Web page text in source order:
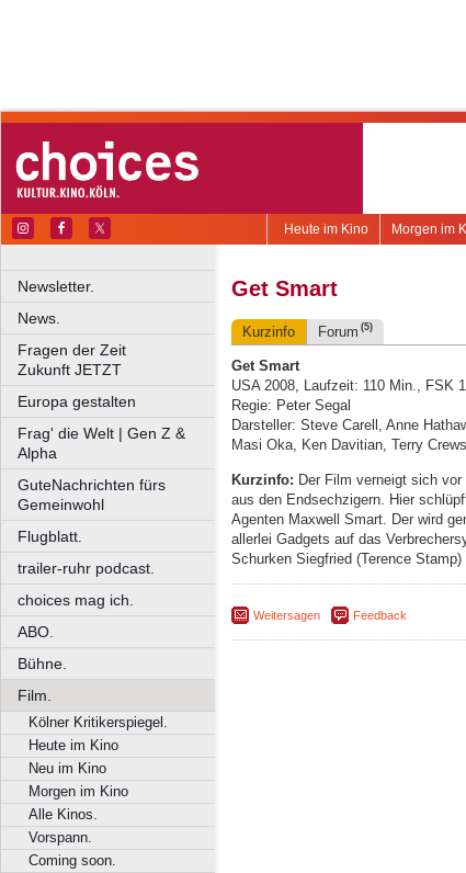
Morgen im
Heute im Kino
Newsletter.
News.
Fragen der Zeit
Zukunft JETZT
Europa gestalten
Frag' die Welt | Gen Z &
Alpha
GuteNachrichten fürs
Gemeinwohl
Flugblatt.
trailer-ruhr podcast.
choices mag ich.
ABO.
Bühne.
Film.
Kölner Kritikerspiegel.
Heute im Kino
Neu im Kino
Morgen im Kino
Alle Kinos.
Vorspann.
Coming soon.
Get Smart
Kurzinfo Forum (5)
Get Smart
USA 2008, Laufzeit: 110 Min., FSK
Regie: Peter Segal
Darsteller: Steve Carell, Anne
Masi Oka, Ken Davitian, Terry
Kurzinfo: Der Film verneigt sich vor
aus den Endsechzigern. Hier
Agenten Maxwell Smart. Der wird
allerlei Gadgets auf das
Schurken Siegfried (Terence Stamp)
Weitersagen Feedback